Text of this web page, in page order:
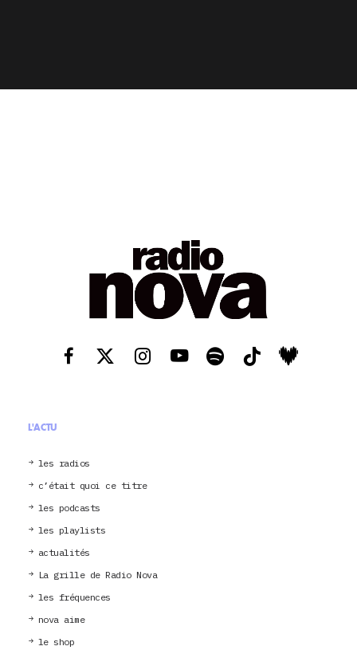
L'ACTU
les radios
c’était quoi ce titre
les podcasts
les playlists
actualités
La grille de Radio Nova
les fréquences
nova aime
le shop